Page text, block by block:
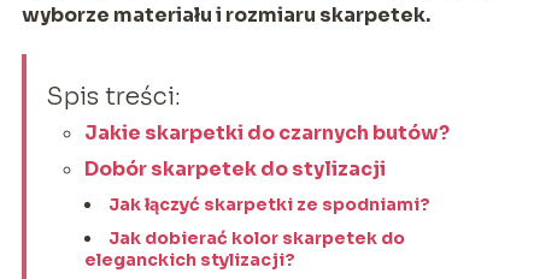
wyborze materiału i rozmiaru skarpetek.
Spis treści:
Jakie skarpetki do czarnych butów?
Dobór skarpetek do stylizacji
Jak łączyć skarpetki ze spodniami?
Jak dobierać kolor skarpetek do
eleganckich stylizacji?